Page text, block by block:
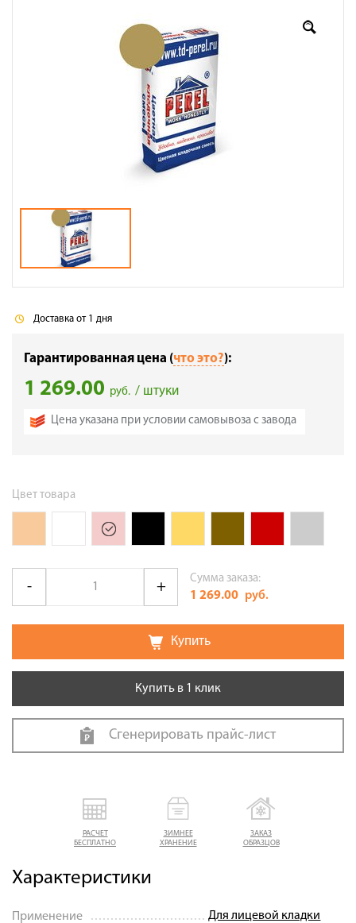
РАСЧЕТ
БЕСПЛАТНО
ЗИМНЕЕ
ХРАНЕНИЕ
ЗАКАЗ
ОБРАЗЦОВ
Характеристики
Применение Для лицевой кладки
Доставка от 1 дня
Гарантированная цена (что это?):
1 269.00 руб. / штуки
Цена указана при условии самовывоза с завода
Цвет товара
Сумма заказа:
1 269.00 руб.
Купить
Купить в 1 клик
Сгенерировать прайс-лист